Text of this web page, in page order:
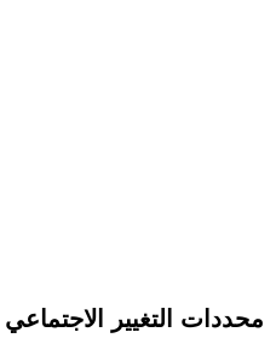
محددات التغيير